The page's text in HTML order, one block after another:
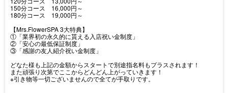
150分コース 16,000円～
180分コース 19,000円～
【Mrs.FlowerSPA 3大特典】
①「業界初の永久的に貰える入店祝い金制度」
②「安心の最低保証制度」
③「感謝の友人紹介祝い金制度」
どなた様も上記の金額からスタートで別途指名料もプラスされます！
また頑張り次第でここからどんどん上がっていきます！
※引き物等一切ございませんので全てが手取りです。